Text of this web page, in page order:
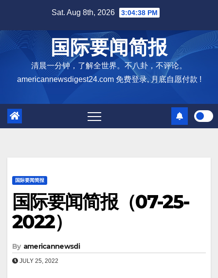
content
Sat. Aug 8th, 2026 3:04:39 PM
国际要闻简报
清晨一分钟，了解全世界。不八卦，不评论。
americannewsdigest24.com 免费登录, 月底自愿付款 !
国际要闻简报
国际要闻简报（07-25-
2022）
By americannewsdi
JULY 25, 2022